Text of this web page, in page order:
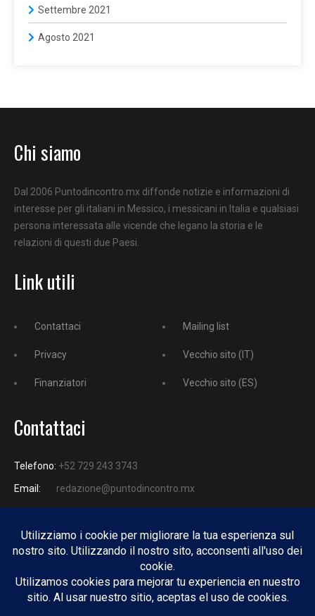
Settembre 2021
Agosto 2021
Chi siamo
Dal 2006 Puntodincontro.mx diffonde notizie e informazioni di
interesse per gli italiani in Messico, i messicani in Italia e qualsiasi
persona interessata alle vicende che legano la storia e le
relazioni di questi due Paesi.
Link utili
Contattaci
Privacy
Finanziatori
Mailing list
Vecchio sito (IT)
Vecchio sito (ES)
Contattaci
Telefono: +52 729 243 3743
Email:
redazione@puntodincontro.mx
PUNTODINCONTRO